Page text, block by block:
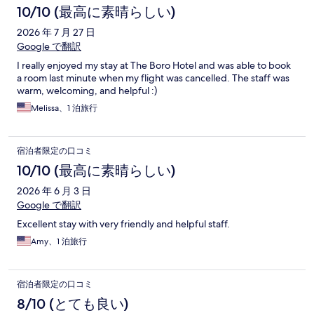
10/10 (最高に素晴らしい)
2026 年 7 月 27 日
Google で翻訳
I really enjoyed my stay at The Boro Hotel and was able to book
a room last minute when my flight was cancelled. The staff was
warm, welcoming, and helpful :)
Melissa、1 泊旅行
宿泊者限定の口コミ
10/10 (最高に素晴らしい)
2026 年 6 月 3 日
Google で翻訳
Excellent stay with very friendly and helpful staff.
Amy、1 泊旅行
宿泊者限定の口コミ
8/10 (とても良い)